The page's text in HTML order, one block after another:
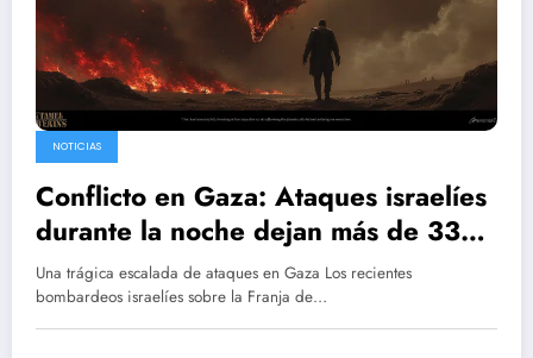
NOTICIAS
Conflicto en Gaza: Ataques israelíes
durante la noche dejan más de 330
muertos, según el Ministerio de
Salud de Hamás
Una trágica escalada de ataques en Gaza Los recientes
bombardeos israelíes sobre la Franja de…